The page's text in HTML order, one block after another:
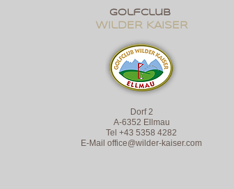
golfclub
wildER KAISER
Dorf 2
A-6352 Ellmau
Tel +43 5358 4282
E-Mailoffice@wilder-kaiser.com